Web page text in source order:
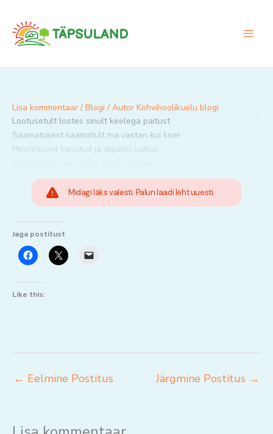
content
Lisa kommentaar / Blogi / Autor Kohvihoolikuelu blogi
Lootusetult lootes sinult keelega paitust
Saamatusest saamatult ma vastan kui koer
Meeletused karjutud ja algabki vaikus
Midagi läks valesti. Palun laadi leht uuesti.
Jaga postitust
Like this:
← Eelmine Postitus Järgmine Postitus →